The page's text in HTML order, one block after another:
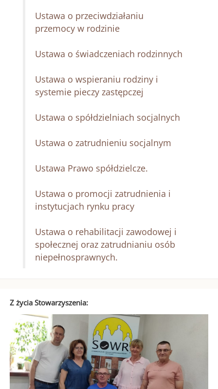
Ustawa o przeciwdziałaniu
przemocy w rodzinie
Ustawa o świadczeniach rodzinnych
Ustawa o wspieraniu rodziny i
systemie pieczy zastępczej
Ustawa o spółdzielniach socjalnych
Ustawa o zatrudnieniu socjalnym
Ustawa Prawo spółdzielcze.
Ustawa o promocji zatrudnienia i
instytucjach rynku pracy
Ustawa o rehabilitacji zawodowej i
społecznej oraz zatrudnianiu osób
niepełnosprawnych.
Z życia Stowarzyszenia: